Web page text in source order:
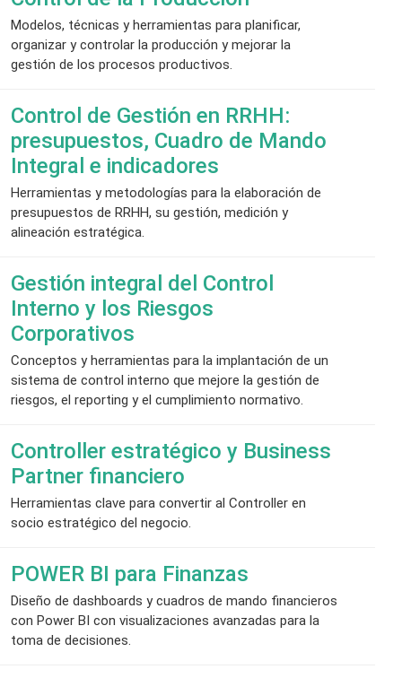
Modelos, técnicas y herramientas para planificar,
organizar y controlar la producción y mejorar la
gestión de los procesos productivos.
Control de Gestión en RRHH:
presupuestos, Cuadro de Mando
Integral e indicadores
Herramientas y metodologías para la elaboración de
presupuestos de RRHH, su gestión, medición y
alineación estratégica.
Gestión integral del Control
Interno y los Riesgos
Corporativos
Conceptos y herramientas para la implantación de un
sistema de control interno que mejore la gestión de
riesgos, el reporting y el cumplimiento normativo.
Controller estratégico y Business
Partner financiero
Herramientas clave para convertir al Controller en
socio estratégico del negocio.
POWER BI para Finanzas
Diseño de dashboards y cuadros de mando financieros
con Power BI con visualizaciones avanzadas para la
toma de decisiones.